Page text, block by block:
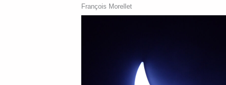
François Morellet